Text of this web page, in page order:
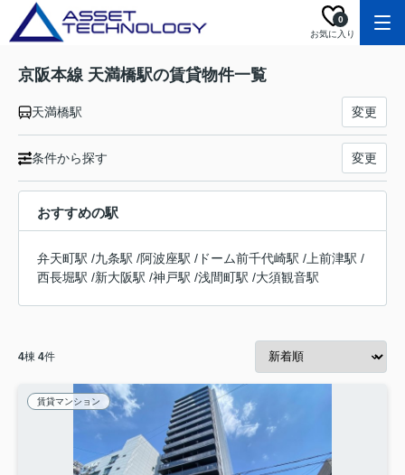
お気に入り
0
京阪本線 天満橋駅の賃貸物件一覧
天満橋駅 変更
条件から探す 変更
おすすめの駅
弁天町駅 /九条駅 /阿波座駅 / ドーム前千代崎駅 / 上前津駅 /
西長堀駅 /新大阪駅 /神戸駅 /浅間町駅 /大須観音駅
4棟 4件
賃貸マンション